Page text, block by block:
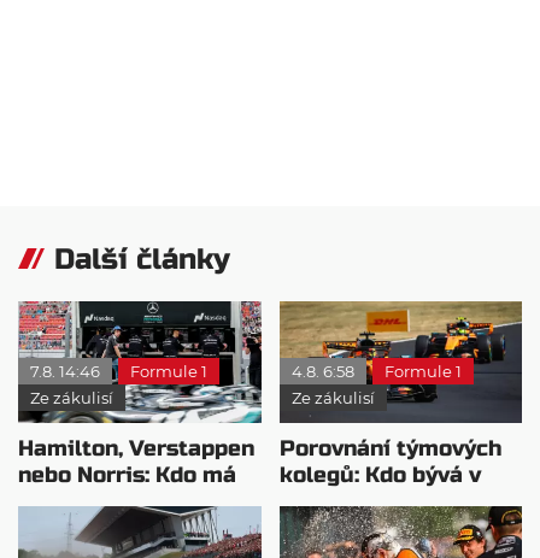
Další články
7.8. 14:46
Formule 1
Ze zákulisí
Hamilton, Verstappen
nebo Norris: Kdo má
nejvyšší plat?
4.8. 6:58
Formule 1
Ze zákulisí
Porovnání týmových
kolegů: Kdo bývá v
sobotu nejrychlejší?